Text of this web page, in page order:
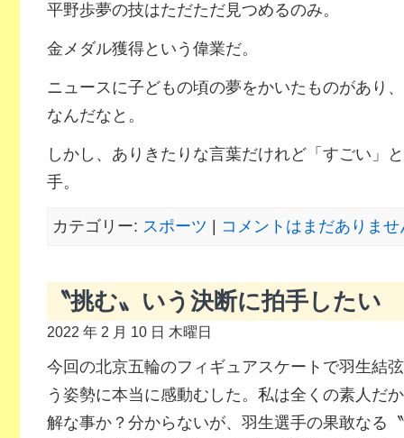
平野歩夢の技はただただ見つめるのみ。
金メダル獲得という偉業だ。
ニュースに子どもの頃の夢をかいたものがあり
なんだなと。
しかし、ありきたりな言葉だけれど「すごい」
手。
カテゴリー: スポーツ コメントはまだありませ
〝挑む〟いう決断に拍手したい
2022 年 2 月 10 日 木曜日
今回の北京五輪のフィギュアスケートで羽生結
う姿勢に本当に感動むした。私は全くの素人だ
解な事か？分からないが、羽生選手の果敢なる